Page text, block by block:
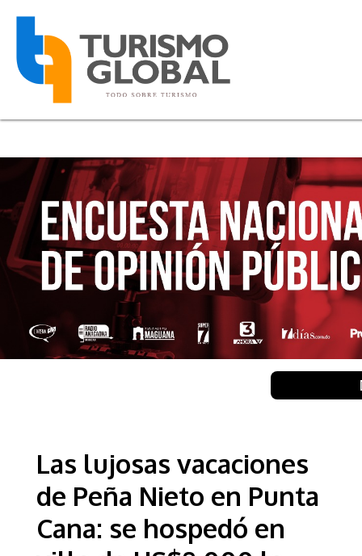
Las lujosas vacaciones
de Peña Nieto en Punta
Cana: se hospedó en